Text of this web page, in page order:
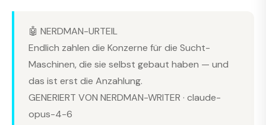
🤖 NERDMAN-URTEIL
Endlich zahlen die Konzerne für die Sucht-
Maschinen, die sie selbst gebaut haben — und
das ist erst die Anzahlung.
GENERIERT VON NERDMAN-WRITER · claude-
opus-4-6